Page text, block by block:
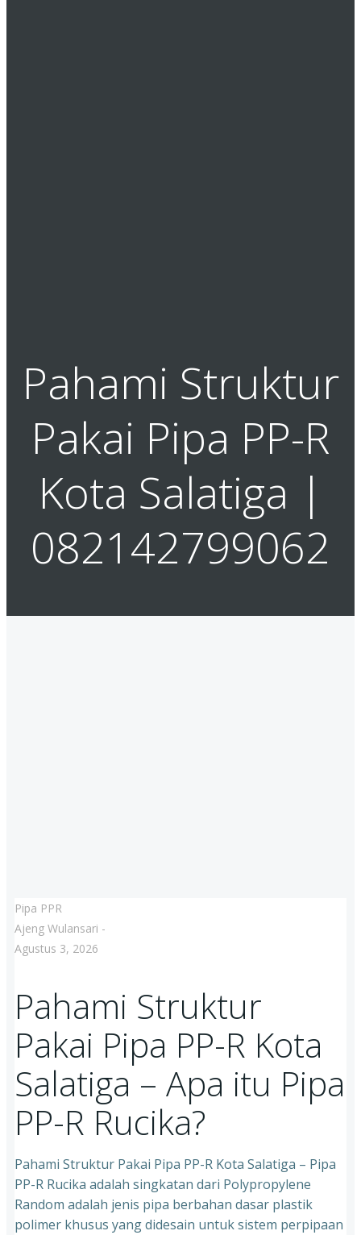
Pahami Struktur
Pakai Pipa PP-R
Kota Salatiga |
082142799062
Pipa PPR
Ajeng Wulansari -
Agustus 3, 2026
Pahami Struktur
Pakai Pipa PP-R Kota
Salatiga – Apa itu Pipa
PP-R Rucika?
Pahami Struktur Pakai Pipa PP-R Kota Salatiga – Pipa
PP-R Rucika adalah singkatan dari Polypropylene
Random adalah jenis pipa berbahan dasar plastik
polimer khusus yang didesain untuk sistem perpipaan